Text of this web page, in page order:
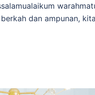
dan ampunan,